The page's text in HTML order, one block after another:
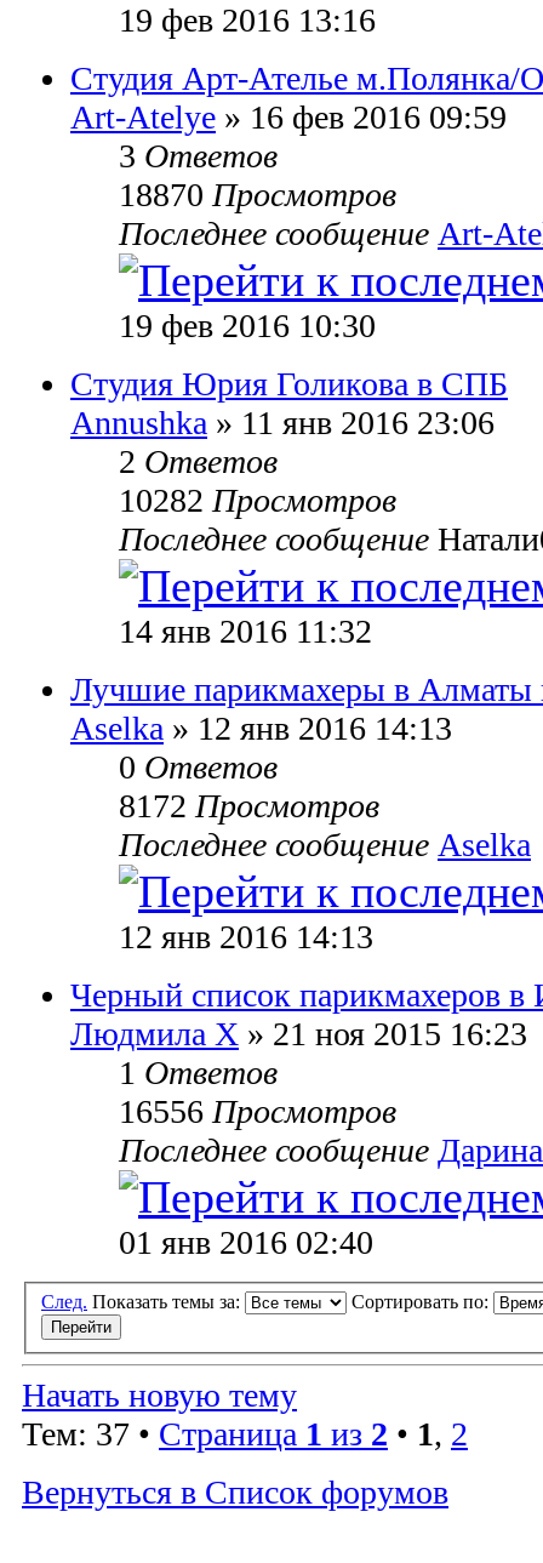
19 фев 2016 13:16
Студия Арт-Ателье м.Полянка/
Art-Atelye » 16 фев 2016 09:59
3 Ответов
18870Просмотров
Последнее сообщение Art-
19 фев 2016 10:30
Студия Юрия Голикова в СПБ
Annushka » 11 янв 2016 23:06
2 Ответов
10282Просмотров
Последнее сообщение
14 янв 2016 11:32
Лучшие парикмахеры в Алматы
Aselka » 12 янв 2016 14:13
0 Ответов
8172Просмотров
Последнее сообщение Aselka
12 янв 2016 14:13
Черный список парикмахеров в
Людмила Х » 21 ноя 2015 16:23
1 Ответов
16556Просмотров
Последнее сообщение
01 янв 2016 02:40
След. Показать темы за: Сортировать по:
Начать новую тему
Тем: 37 • Страница 1 из 2 • 1, 2
Вернуться в Список форумов